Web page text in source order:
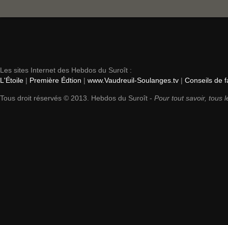
Les sites Internet des Hebdos du Suroît :
L'Étoile | Première Édtion | www.Vaudreuil-Soulanges.tv | Conseils de
Tous droit réservés © 2013. Hebdos du Suroît - Pour tout savoir, tous